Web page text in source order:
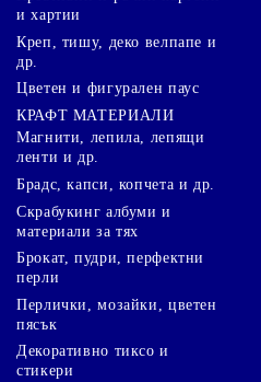
и хартии
Креп, тишу, деко велпапе и
др.
Цветен и фигурален паус
КРАФТ МАТЕРИАЛИ
Магнити, лепила, лепящи
ленти и др.
Брадс, капси, копчета и др.
Скрабукинг албуми и
материали за тях
Брокат, пудри, перфектни
перли
Перлички, мозайки, цветен
пясък
Декоративно тиксо и
стикери